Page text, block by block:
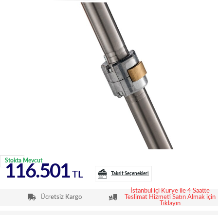
Stokta Mevcut
116.501 TL Taksit Seçenekleri
Ücretsiz Kargo
İstanbul içi Kurye ile 4 Saatte
Teslimat Hizmeti Satın Almak için
Tıklayın